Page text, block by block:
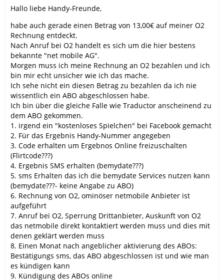
Hallo liebe Handy-Freunde,
habe auch gerade einen Betrag von 13,00€ auf meiner O2
Rechnung entdeckt.
Nach Anruf bei O2 handelt es sich um die hier bestens
bekannte "net mobile AG".
Morgen muss ich meine Rechnung an O2 bezahlen und ich
bin mir echt unsicher wie ich das mache.
Ich sehe nicht ein diesen Betrag zu bezahlen da ich nie
wissentlich ein ABO abgeschlossen habe.
Ich bin über die gleiche Falle wie Traductor anscheinend zu
dem ABO gekommen.
1. irgend ein "kostenloses Spielchen" bei Facebook gemacht
2. Für das Ergebnis Handy-Nummer angegeben
3. Code erhalten um Ergebnos Online freizuschalten
(Flirtcode???)
4. Ergebnis SMS erhalten (bemydate???)
5. sms Erhalten das ich die bemydate Services nutzen kann
(bemydate???- keine Angabe zu ABO)
6. Rechnung von O2, ominöser netmobile Anbieter ist
aufgeführt
7. Anruf bei O2, Sperrung Drittanbieter, Auskunft von O2
das netmobile direkt kontaktiert werden muss und dies mit
denen geklärt werden muss
8. Einen Monat nach angeblicher aktivierung des ABOs:
Bestätigungs sms, das ABO abgeschlossen ist und wie man
es kündigen kann
9. Kündigung des ABOs online